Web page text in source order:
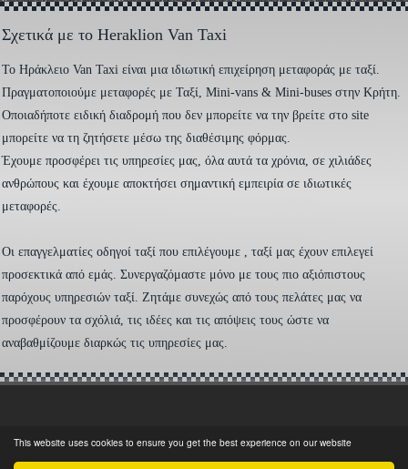
This website uses cookies to ensure you get the best experience on our website
Σχετικά με το Heraklion Van Taxi
To Ηράκλειο Van Taxi είναι μια ιδιωτική επιχείρηση μεταφοράς με ταξί.
Πραγματοποιούμε μεταφορές με Ταξί, Mini-vans & Mini-buses στην Κρήτη.
Οποιαδήποτε ειδική διαδρομή που δεν μπορείτε να την βρείτε στο site
μπορείτε να τη ζητήσετε μέσω της διαθέσιμης φόρμας.
Έχουμε προσφέρει τις υπηρεσίες μας, όλα αυτά τα χρόνια, σε χιλιάδες
ανθρώπους και έχουμε αποκτήσει σημαντική εμπειρία σε ιδιωτικές
μεταφορές.
Οι επαγγελματίες οδηγοί ταξί που επιλέγουμε , ταξί μας έχουν επιλεγεί
προσεκτικά από εμάς. Συνεργαζόμαστε μόνο με τους πιο αξιόπιστους
παρόχους υπηρεσιών ταξί. Ζητάμε συνεχώς από τους πελάτες μας να
προσφέρουν τα σχόλιά, τις ιδέες και τις απόψεις τους ώστε να
αναβαθμίζουμε διαρκώς τις υπηρεσίες μας.